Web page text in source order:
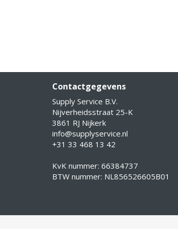
Contactgegevens
Supply Service B.V.
Nijverheidsstraat 25-K
3861 RJ Nijkerk
info@supplyservice.nl
+31 33 468 13 42
KvK nummer: 66384737
BTW nummer: NL856526605B01